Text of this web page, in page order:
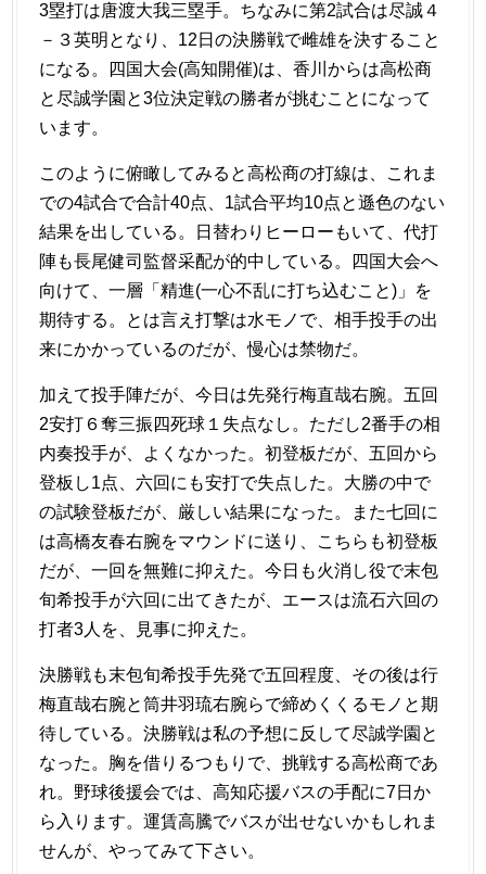
3塁打は唐渡大我三塁手。ちなみに第2試合は尽誠４
－３英明となり、12日の決勝戦で雌雄を決すること
になる。四国大会(高知開催)は、香川からは高松商
と尽誠学園と3位決定戦の勝者が挑むことになって
います。
このように俯瞰してみると高松商の打線は、これま
での4試合で合計40点、1試合平均10点と遜色のない
結果を出している。日替わりヒーローもいて、代打
陣も長尾健司監督采配が的中している。四国大会へ
向けて、一層「精進(一心不乱に打ち込むこと)」を
期待する。とは言え打撃は水モノで、相手投手の出
来にかかっているのだが、慢心は禁物だ。
加えて投手陣だが、今日は先発行梅直哉右腕。五回
2安打６奪三振四死球１失点なし。ただし2番手の相
内奏投手が、よくなかった。初登板だが、五回から
登板し1点、六回にも安打で失点した。大勝の中で
の試験登板だが、厳しい結果になった。また七回に
は高橋友春右腕をマウンドに送り、こちらも初登板
だが、一回を無難に抑えた。今日も火消し役で末包
旬希投手が六回に出てきたが、エースは流石六回の
打者3人を、見事に抑えた。
決勝戦も末包旬希投手先発で五回程度、その後は行
梅直哉右腕と筒井羽琉右腕らで締めくくるモノと期
待している。決勝戦は私の予想に反して尽誠学園と
なった。胸を借りるつもりで、挑戦する高松商であ
れ。野球後援会では、高知応援バスの手配に7日か
ら入ります。運賃高騰でバスが出せないかもしれま
せんが、やってみて下さい。